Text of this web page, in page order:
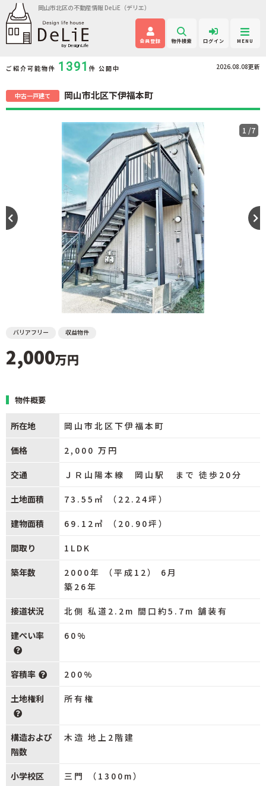
岡山市北区の不動産情報 DeLiE（デリエ）
会員登録 物件検索 ログイン MENU
ご紹介可能物件 1391 件 公開中 2026.08.08更新
中古一戸建て 岡山市北区下伊福本町
1 /7
バリアフリー 収益物件
2,000万円
物件概要
所在地 岡山市北区下伊福本町
価格 2,000 万円
交通 ＪＲ山陽本線 岡山駅 まで 徒歩20分
土地面積 73.55㎡ （22.24坪）
建物面積 69.12㎡ （20.90坪）
間取り 1LDK
築年数
2000年 （平成12） 6月
築26年
接道状況 北側 私道2.2m 間口約5.7m 舗装有
建ぺい率 60%
容積率 200%
土地権利 所有権
構造および
階数
木造 地上2階建
小学校区 三門 （1300m）